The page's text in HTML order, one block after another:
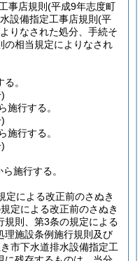
事店規則 (平成9年志度町
設備指定工事店規則 (平
りなされた処分、手続そ
の相当規定によりなされ
。
施行する。
施行する。
施行する。
定による改正前のさぬき
定による改正前のさぬき
規則、第3条の規定による
理施設条例施行規則及び
市下水道排水設備指定工